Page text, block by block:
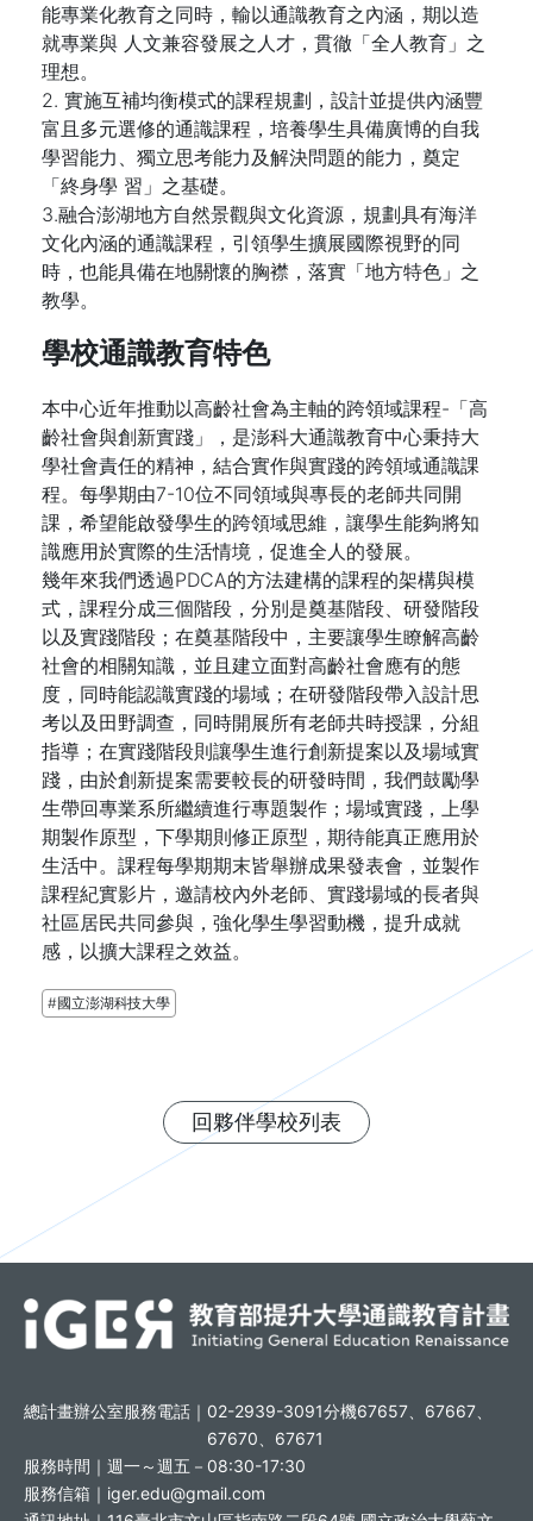
能專業化教育之同時，輸以通識教育之內涵，期以造
就專業與 人文兼容發展之人才，貫徹「全人教育」之
理想。
2. 實施互補均衡模式的課程規劃，設計並提供內涵豐
富且多元選修的通識課程，培養學生具備廣博的自我
學習能力、獨立思考能力及解決問題的能力，奠定
「終身學 習」之基礎。
3.融合澎湖地方自然景觀與文化資源，規劃具有海洋
文化內涵的通識課程，引領學生擴展國際視野的同
時，也能具備在地關懷的胸襟，落實「地方特色」之
教學。
學校通識教育特色
本中心近年推動以高齡社會為主軸的跨領域課程-「高
齡社會與創新實踐」，是澎科大通識教育中心秉持大
學社會責任的精神，結合實作與實踐的跨領域通識課
程。每學期由7-10位不同領域與專長的老師共同開
課，希望能啟發學生的跨領域思維，讓學生能夠將知
識應用於實際的生活情境，促進全人的發展。
幾年來我們透過PDCA的方法建構的課程的架構與模
式，課程分成三個階段，分別是奠基階段、研發階段
以及實踐階段；在奠基階段中，主要讓學生瞭解高齡
社會的相關知識，並且建立面對高齡社會應有的態
度，同時能認識實踐的場域；在研發階段帶入設計思
考以及田野調查，同時開展所有老師共時授課，分組
指導；在實踐階段則讓學生進行創新提案以及場域實
踐，由於創新提案需要較長的研發時間，我們鼓勵學
生帶回專業系所繼續進行專題製作；場域實踐，上學
期製作原型，下學期則修正原型，期待能真正應用於
生活中。課程每學期期末皆舉辦成果發表會，並製作
課程紀實影片，邀請校內外老師、實踐場域的長者與
社區居民共同參與，強化學生學習動機，提升成就
感，以擴大課程之效益。
#國立澎湖科技大學
回夥伴學校列表
總計畫辦公室服務電話｜ 02-2939-3091分機67657、67667、
67670、67671
服務時間｜ 週一～週五－08:30-17:30
服務信箱｜ iger.edu@gmail.com